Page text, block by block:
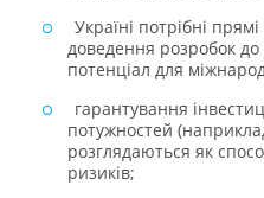
Україні потрібні
доведення розробок
потенціал для
гарантування
потужностей
розглядаються як
ризиків;